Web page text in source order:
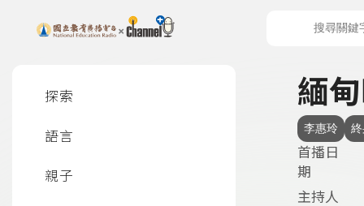
上方功能區塊
探索
語言
親子
緬
李惠玲
首播日
期
主持人